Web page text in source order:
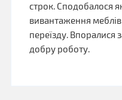
строк. Сподобалося
вивантаження
переїзду. Впоралися
добру роботу.